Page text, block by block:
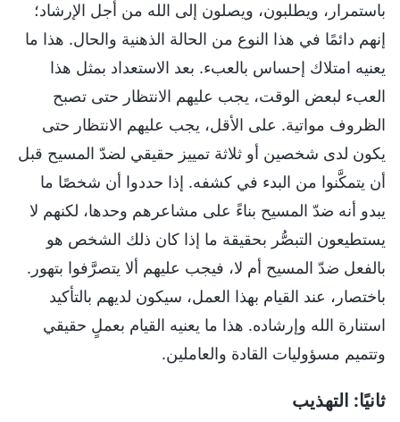
باستمرار، ويطلبون، ويصلون إلى الله من أجل الإرشاد؛
إنهم دائمًا في هذا النوع من الحالة الذهنية والحال. هذا ما
يعنيه امتلاك إحساس بالعبء. بعد الاستعداد بمثل هذا
العبء لبعض الوقت، يجب عليهم الانتظار حتى تصبح
الظروف مواتية. على الأقل، يجب عليهم الانتظار حتى
يكون لدى شخصين أو ثلاثة تمييز حقيقي لضدّ المسيح قبل
أن يتمكَّنوا من البدء في كشفه. إذا حددوا أن شخصًا ما
يبدو أنه ضدّ المسيح بناءً على مشاعرهم وحدها، لكنهم لا
يستطيعون التبصُّر بحقيقة ما إذا كان ذلك الشخص هو
بالفعل ضدّ المسيح أم لا، فيجب عليهم ألا يتصرَّفوا بتهور.
باختصار، عند القيام بهذا العمل، سيكون لديهم بالتأكيد
استنارة الله وإرشاده. هذا ما يعنيه القيام بعملٍ حقيقي
وتتميم مسؤوليات القادة والعاملين.
ثانيًا: التهذيب